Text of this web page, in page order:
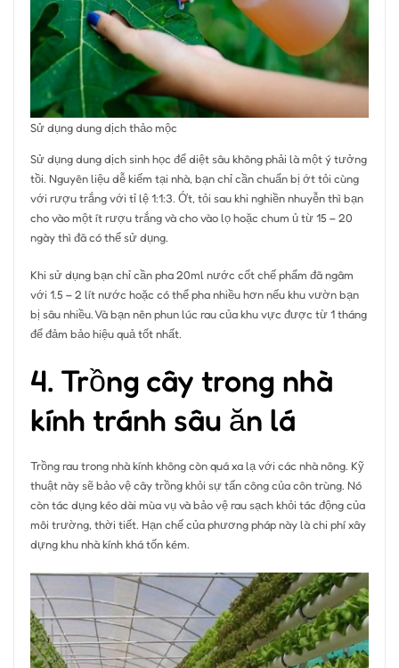
Sử dụng dung dịch thảo mộc
Sử dụng dung dịch sinh học để diệt sâu không phải là một ý tưởng
tồi. Nguyên liệu dễ kiếm tại nhà, bạn chỉ cần chuẩn bị ớt tỏi cùng
với rượu trắng với tỉ lệ 1:1:3. Ớt, tỏi sau khi nghiền nhuyễn thì bạn
cho vào một ít rượu trắng và cho vào lọ hoặc chum ủ từ 15 – 20
ngày thì đã có thể sử dụng.
Khi sử dụng bạn chỉ cần pha 20ml nước cốt chế phẩm đã ngâm
với 1.5 – 2 lít nước hoặc có thể pha nhiều hơn nếu khu vườn bạn
bị sâu nhiều. Và bạn nên phun lúc rau của khu vực được từ 1 tháng
để đảm bảo hiệu quả tốt nhất.
4. Trồng cây trong nhà
kính tránh sâu ăn lá
Trồng rau trong nhà kính không còn quá xa lạ với các nhà nông. Kỹ
thuật này sẽ bảo vệ cây trồng khỏi sự tấn công của côn trùng. Nó
còn tác dụng kéo dài mùa vụ và bảo vệ rau sạch khỏi tác động của
môi trường, thời tiết. Hạn chế của phương pháp này là chi phí xây
dựng khu nhà kính khá tốn kém.